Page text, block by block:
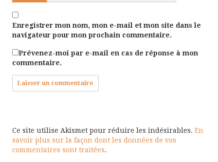
Enregistrer mon nom, mon e-mail et mon site dans le
navigateur pour mon prochain commentaire.
Prévenez-moi par e-mail en cas de réponse à mon
commentaire.
Ce site utilise Akismet pour réduire les indésirables. En
savoir plus sur la façon dont les données de vos
commentaires sont traitées.